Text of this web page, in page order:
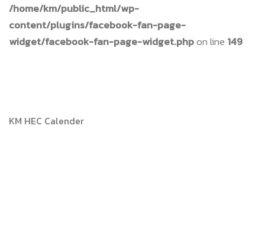
/home/km/public_html/wp-
content/plugins/facebook-fan-page-
widget/facebook-fan-page-widget.phpon line 149
KM HEC Calender